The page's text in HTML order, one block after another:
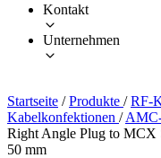
Kontakt
Unternehmen
Startseite / Produkte / RF-
Kabelkonfektionen /
Right Angle Plug to MCX
50 mm